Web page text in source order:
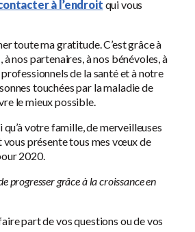
à l’endroit qui vous
toute ma gratitude. C’est grâce à
à nos partenaires, à nos bénévoles, à
de la santé et à notre
touchées par la maladie de
le mieux possible.
qu’à votre famille, de merveilleuses
vous présente tous mes vœux de
2020.
progresser grâce à la croissance en
part de vos questions ou de vos